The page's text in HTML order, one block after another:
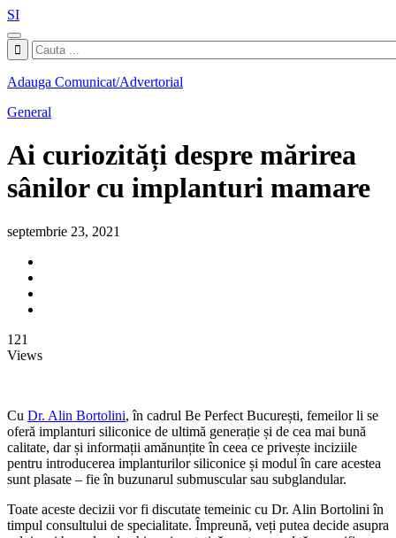
SI
Adauga Comunicat/Advertorial
General
Ai curiozități despre mărirea
sânilor cu implanturi mamare
septembrie 23, 2021
121
Views
Cu Dr. Alin Bortolini, în cadrul Be Perfect București, femeilor li se
oferă implanturi siliconice de ultimă generație și de cea mai bună
calitate, dar și informații amănunțite în ceea ce privește inciziile
pentru introducerea implanturilor siliconice și modul în care acestea
sunt plasate – fie în buzunarul submuscular sau subglandular.
Toate aceste decizii vor fi discutate temeinic cu Dr. Alin Bortolini în
timpul consultului de specialitate. Împreună, veți putea decide asupra